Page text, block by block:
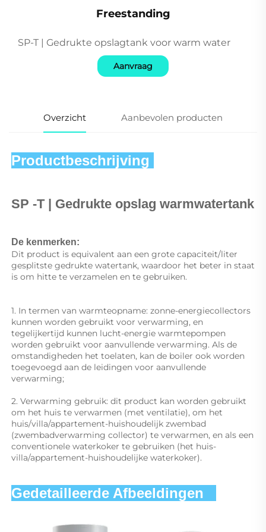
Freestanding
SP-T | Gedrukte opslagtank voor warm water
Aanvraag
Overzicht Aanbevolen producten
Productbeschrijving
SP
De kenmerken:
Dit product is equivalent aan een grote capaciteit/liter
gesplitste gedrukte watertank, waardoor het beter in staat
is om hitte te verzamelen en te gebruiken.
1. In termen van warmteopname: zonne-energiecollectors
kunnen worden gebruikt voor verwarming, en
tegelijkertijd kunnen lucht-energie warmtepompen
worden gebruikt voor aanvullende verwarming. Als de
omstandigheden het toelaten, kan de boiler ook worden
toegevoegd aan de leidingen voor aanvullende
verwarming;
2. Verwarming gebruik: dit product kan worden gebruikt
om het huis te verwarmen (met ventilatie), om het
huis/villa/appartement-huishoudelijk zwembad
(zwembadverwarming collector) te verwarmen, en als een
conventionele waterkoker te gebruiken (het huis-
villa/appartement-huishoudelijke waterkoker).
Gedetailleerde Afbeeldingen